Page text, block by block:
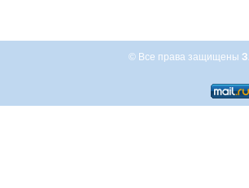
© Все права защищены